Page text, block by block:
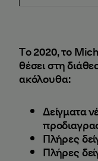
Tο 2020, το
θέσει στη
ακόλουθα:
Δείγματα
Πλήρες
Πλήρες